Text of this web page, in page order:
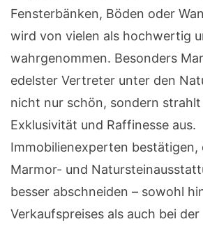
Fensterbänken, Böden oder
wird von vielen als hochwertig
wahrgenommen. Besonders
edelster Vertreter unter den
nicht nur schön, sondern strahlt
Exklusivität und Raffinesse aus.
Immobilienexperten bestätigen,
Marmor- und
besser abschneiden – sowohl
Verkaufspreises als auch bei der